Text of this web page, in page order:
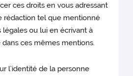
ces droits en vous adressant
rédaction tel que mentionné
légales ou lui en écrivant à
dans ces mêmes mentions.
l’identité de la personne